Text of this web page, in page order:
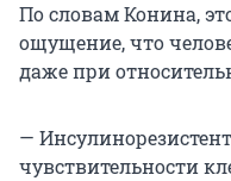
По словам Конина,
ощущение, что
даже при
—
чувствительности